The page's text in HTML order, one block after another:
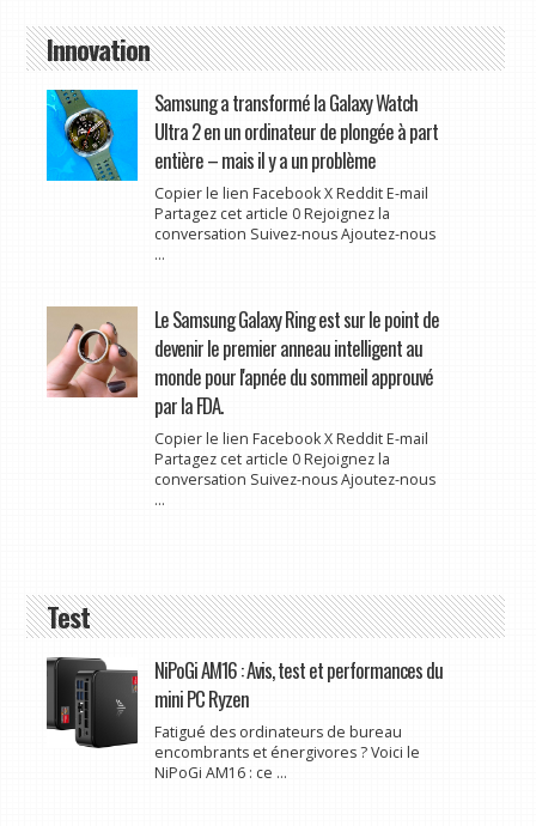
Innovation
Samsung a transformé la Galaxy Watch
Ultra 2 en un ordinateur de plongée à part
entière – mais il y a un problème
Copier le lien Facebook X Reddit E-mail
Partagez cet article 0 Rejoignez la
conversation Suivez-nous Ajoutez-nous
...
Le Samsung Galaxy Ring est sur le point de
devenir le premier anneau intelligent au
monde pour l'apnée du sommeil approuvé
par la FDA.
Copier le lien Facebook X Reddit E-mail
Partagez cet article 0 Rejoignez la
conversation Suivez-nous Ajoutez-nous
...
Test
NiPoGi AM16 : Avis, test et performances du
mini PC Ryzen
Fatigué des ordinateurs de bureau
encombrants et énergivores ? Voici le
NiPoGi AM16 : ce ...